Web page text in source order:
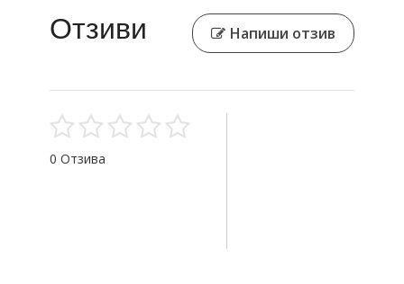
Отзиви Напиши отзив
0 Отзива